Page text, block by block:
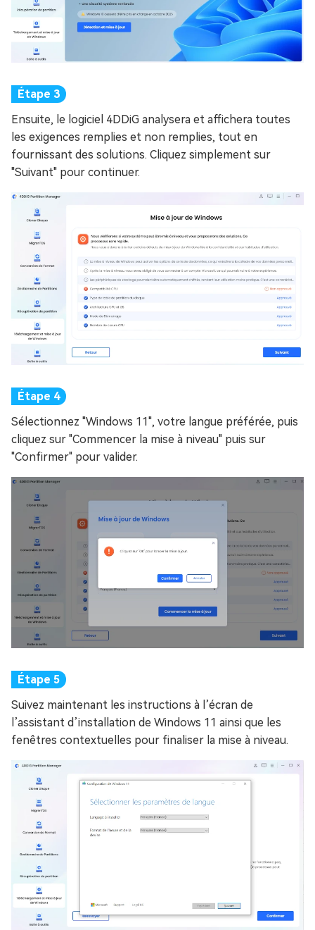
Ensuite, le logiciel 4DDiG analysera et affichera toutes
les exigences remplies et non remplies, tout en
fournissant des solutions. Cliquez simplement sur
"Suivant" pour continuer.
Sélectionnez "Windows 11", votre langue préférée, puis
cliquez sur "Commencer la mise à niveau" puis sur
"Confirmer" pour valider.
Suivez maintenant les instructions à l’écran de
l’assistant d’installation de Windows 11 ainsi que les
fenêtres contextuelles pour finaliser la mise à niveau.